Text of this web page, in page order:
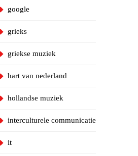
google
grieks
griekse muziek
hart van nederland
hollandse muziek
interculturele communicatie
it